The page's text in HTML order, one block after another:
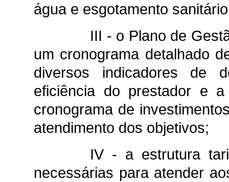
água e esgotamento
III - o Plano de
um cronograma detalhado
diversos indicadores de
eficiência do prestador e
cronograma de
atendimento dos objetivos;
IV - a estrutura
necessárias para atender